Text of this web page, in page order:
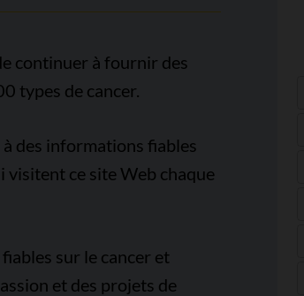
continuer à fournir des
types de cancer.
des informations fiables
visitent ce site Web chaque
sur le cancer et
et des projets de